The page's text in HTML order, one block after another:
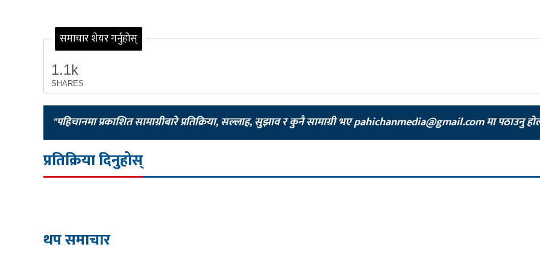
समाचार शेयर गर्नुहोस्
1.1k
SHARES
"पहिचानमा प्रकाशित सामाग्रीबारे प्रतिक्रिया, सल्लाह, सुझाव र कुनै सामाग्री भएpahichanmedia@gmail.comमा पठाउनु
प्रतिक्रिया दिनुहोस्
थप समाचार